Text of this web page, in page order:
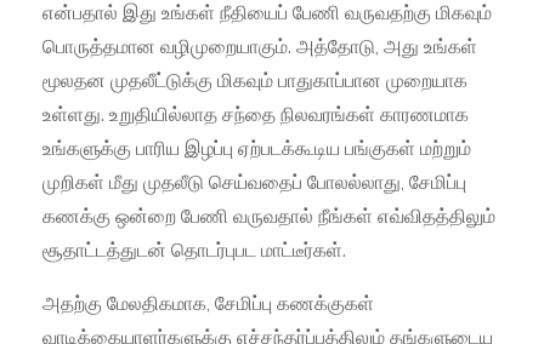
என்பதால் இது உங்கள் நீதியைப் பேணி வருவதற்கு மிகவும்
பொருத்தமான வழிமுறையாகும். அத்தோடு, அது உங்கள்
மூலதன முதலீட்டுக்கு மிகவும் பாதுகாப்பான முறையாக
உள்ளது. உறுதியில்லாத சந்தை நிலவரங்கள் காரணமாக
உங்களுக்கு பாரிய இழப்பு ஏற்படக்கூடிய பங்குகள் மற்றும்
முறிகள் மீது முதலீடு செய்வதைப் போலல்லாது, சேமிப்பு
கணக்கு ஒன்றை பேணி வருவதால் நீங்கள் எவ்விதத்திலும்
சூதாட்டத்துடன் தொடர்புபட மாட்டீர்கள்.
அதற்கு மேலதிகமாக, சேமிப்பு கணக்குகள்
வாடிக்கையாளர்களுக்கு எச்சந்தர்ப்பத்திலும் தங்களுடைய